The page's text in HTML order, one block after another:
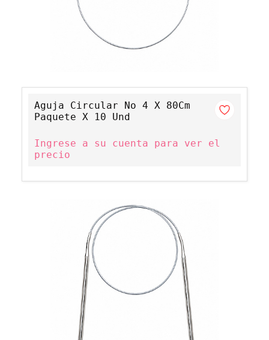
Aguja Circular No 4 X 80Cm
Paquete X 10 Und
Ingrese a su cuenta para ver el
precio